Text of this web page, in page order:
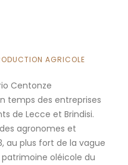
AGRICOLE
Centonze
temps des entreprises
de Lecce et Brindisi.
agronomes et
au plus fort de la vague
oléicole du